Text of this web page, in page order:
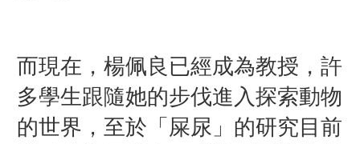
而現在，楊佩良已經成為教授，許
多學生跟隨她的步伐進入探索動物
的世界，至於「屎尿」的研究目前